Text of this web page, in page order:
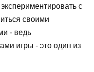
с
своими
- ведь
игры - это один из